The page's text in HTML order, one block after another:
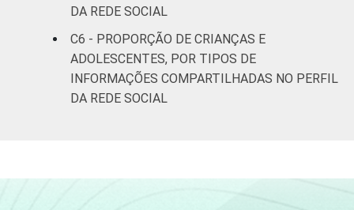
SM até 3 SM
Mais de 3
SM
DA REDE SOCIAL
C6 - PROPORÇÃO DE CRIANÇAS E
ADOLESCENTES, POR TIPOS DE
INFORMAÇÕES COMPARTILHADAS NO PERFIL
DA REDE SOCIAL